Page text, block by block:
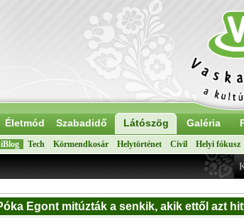
Életmód Szabadidő Látószög Galéria
Tech Körmendkosár Helytörténet Civil Helyi fókusz
Egont mitúzták a senkik, akik ettől azt